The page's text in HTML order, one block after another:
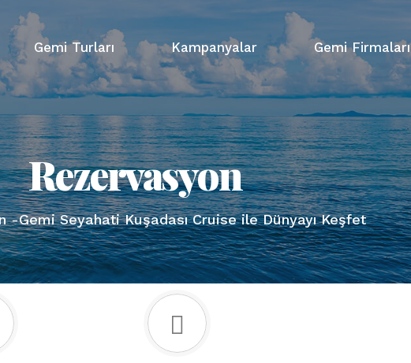
Gemi Turları Kampanyalar Gemi Firmaları
Rezervasyon
-Gemi Seyahati Kuşadası Cruise ile Dünyayı Keşfet